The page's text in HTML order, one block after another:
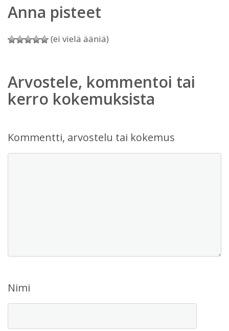
Anna pisteet
(ei vielä ääniä)
Arvostele, kommentoi tai
kerro kokemuksista
Kommentti, arvostelu tai kokemus
Nimi